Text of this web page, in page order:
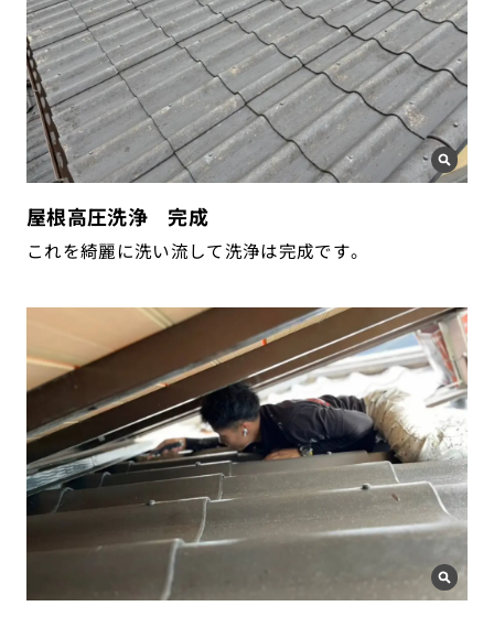
屋根高圧洗浄 完成
これを綺麗に洗い流して洗浄は完成です。